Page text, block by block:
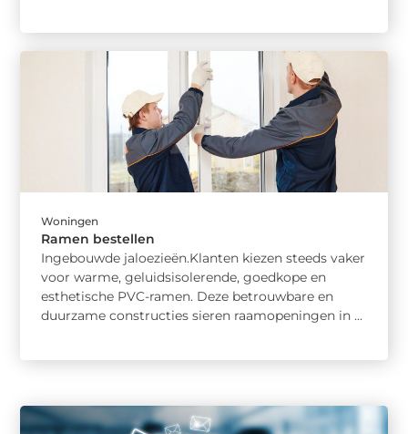
Woningen
Ramen bestellen
Ingebouwde jaloezieën.Klanten kiezen steeds vaker
voor warme, geluidsisolerende, goedkope en
esthetische PVC-ramen. Deze betrouwbare en
duurzame constructies sieren raamopeningen in ...